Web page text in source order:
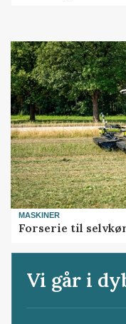
MASKINER
Forserie til
Vi går i